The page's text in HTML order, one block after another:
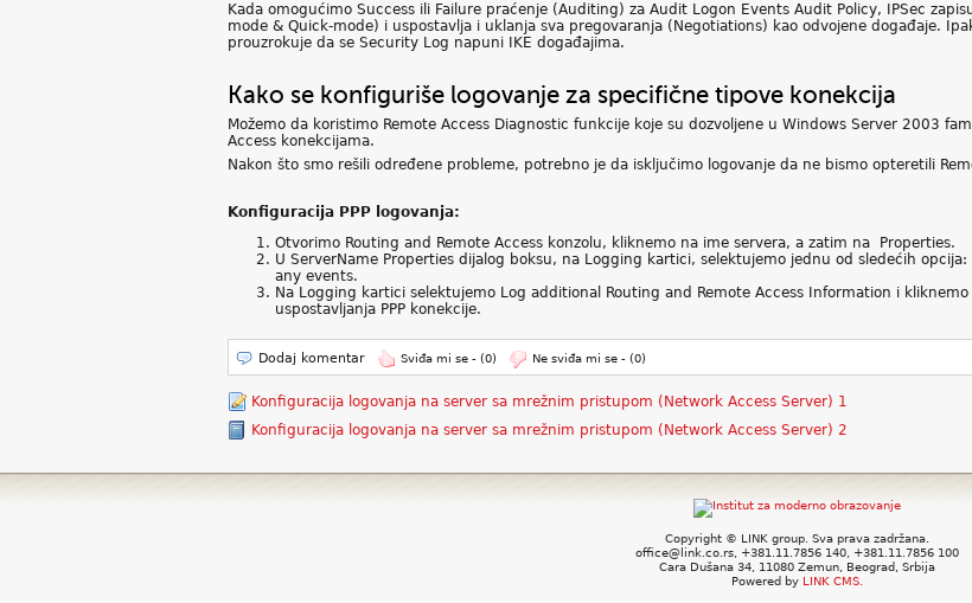
Kada omogućimo Success ili Failure praćenje (Auditing) za Audit Logon Events Audit Policy, IPSec
mode & Quick-mode) i uspostavlja i uklanja sva pregovaranja (Negotiations) kao odvojene događaje.
prouzrokuje da se Security Log napuni IKE događajima.
Kako se konfiguriše logovanje za specifične tipove konekcija
Možemo da koristimo Remote Access Diagnostic funkcije koje su dozvoljene u Windows Server 2003
Access konekcijama.
Nakon što smo rešili određene probleme, potrebno je da isključimo logovanje da ne bismo opteretili
Konfiguracija PPP logovanja:
Otvorimo Routing and Remote Access konzolu, kliknemo na ime servera, a zatim na Properties.
U ServerName Properties dijalog boksu, na Logging kartici, selektujemo jednu od sledećih
any events.
Na Logging kartici selektujemo Log additional Routing and Remote Access Information i
uspostavljanja PPP konekcije.
Dodaj komentar Sviđa mi se - (0) Ne sviđa mi se - (0)
Konfiguracija logovanja na server sa mrežnim pristupom (Network Access Server) 1
Konfiguracija logovanja na server sa mrežnim pristupom (Network Access Server) 2
Copyright © LINK group. Sva prava zadržana.
office@link.co.rs, +381.11.7856 140, +381.11.7856 100
Cara Dušana 34, 11080 Zemun, Beograd, Srbija
Powered by LINK CMS.